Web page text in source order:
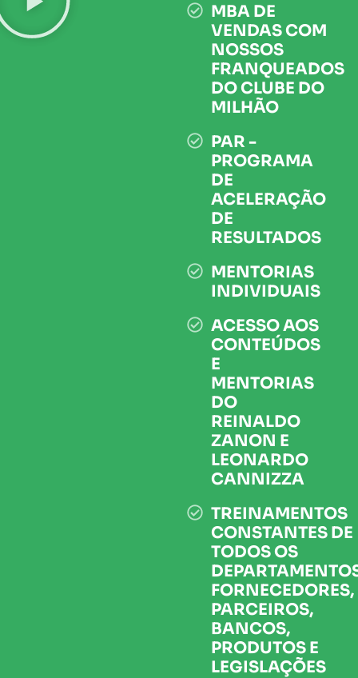
MBA DE
VENDAS COM
NOSSOS
FRANQUEADOS
DO CLUBE DO
MILHÃO
PAR -
PROGRAMA
DE
ACELERAÇÃO
DE
RESULTADOS
MENTORIAS
INDIVIDUAIS
ACESSO AOS
CONTEÚDOS
E
MENTORIAS
DO
REINALDO
ZANON E
LEONARDO
CANNIZZA
TREINAMENTOS
CONSTANTES DE
TODOS OS
FORNECEDORES,
PARCEIROS,
BANCOS,
PRODUTOS E
LEGISLAÇÕES